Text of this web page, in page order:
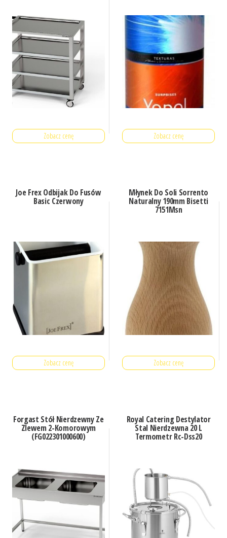
Zobacz cenę Zobacz cenę
Joe Frex Odbijak Do Fusów
Basic Czerwony
Zobacz cenę
Młynek Do Soli Sorrento
Naturalny 190mm Bisetti
7151Msn
Zobacz cenę
Forgast Stół Nierdzewny Ze
Zlewem 2-Komorowym
(FG022301000600)
Royal Catering Destylator
Stal Nierdzewna 20 L
Termometr Rc-Dss20